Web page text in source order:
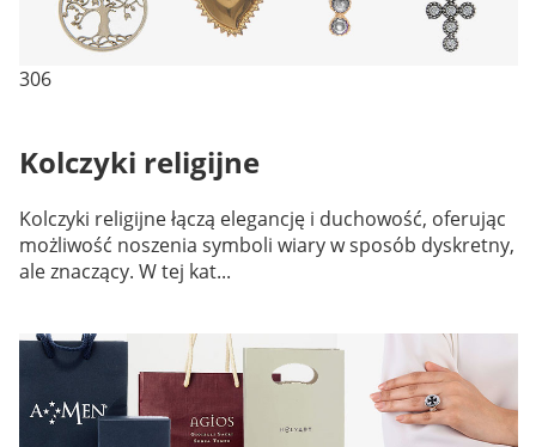
306
Kolczyki religijne
Kolczyki religijne łączą elegancję i duchowość, oferując
możliwość noszenia symboli wiary w sposób dyskretny,
ale znaczący. W tej kat...